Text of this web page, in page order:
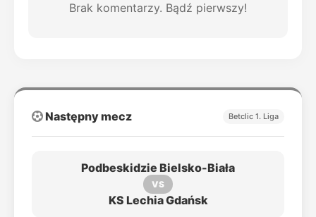
Brak komentarzy. Bądź pierwszy!
Następny mecz Betclic 1. Liga
Podbeskidzie Bielsko-Biała
VS
KS Lechia Gdańsk